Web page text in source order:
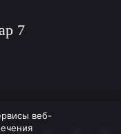
7
веб-